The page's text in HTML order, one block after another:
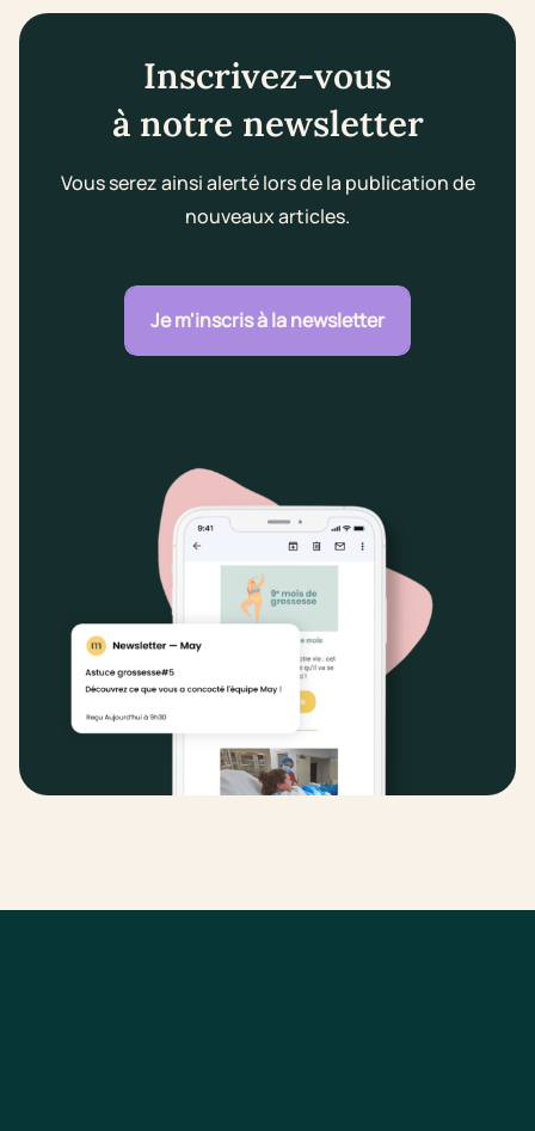
Inscrivez-vous
à notre newsletter
Vous serez ainsi alerté lors de la publication de
nouveaux articles.
Je m'inscris à la newsletter